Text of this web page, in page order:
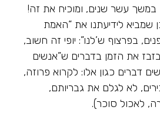
עשר שנים, ומוכיח את זה!
שמביא לידיעתנו את “האמת
בפרצוף ש’לנו”: יופי זה חשוב,
את הזמן בדברים ש”אנשים
דברים כגון אלו: לקרוא פרוזה,
לא לגלם את גבריותם,
לאכול סוכר).